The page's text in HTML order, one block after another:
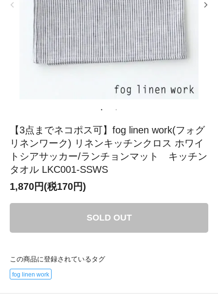
【3点までネコポス可】fog linen work(フォグ
リネンワーク) リネンキッチンクロス ホワイ
トシアサッカー/ランチョンマット キッチン
タオル LKC001-SSWS
1,870円(税170円)
SOLD OUT
この商品に登録されているタグ
fog linen work